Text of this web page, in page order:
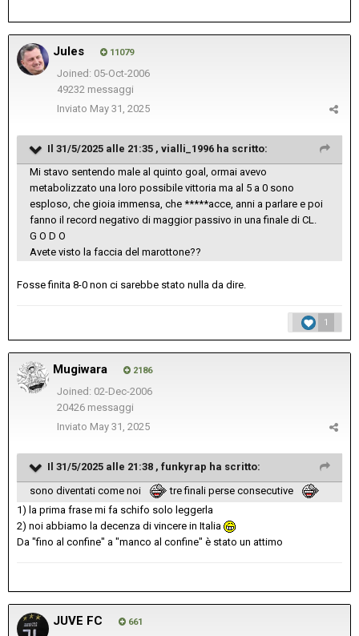
Jules 11079
Joined: 05-Oct-2006
49232 messaggi
Inviato May 31, 2025
Il 31/5/2025 alle 21:35 , vialli_1996 ha scritto:
Mi stavo sentendo male al quinto goal, ormai avevo
metabolizzato una loro possibile vittoria ma al 5 a 0 sono
esploso, che gioia immensa, che *****acce, anni a parlare e poi
fanno il record negativo di maggior passivo in una finale di CL.
G O D O
Avete visto la faccia del marottone??
Fosse finita 8-0 non ci sarebbe stato nulla da dire.
1
Mugiwara 2186
Joined: 02-Dec-2006
20426 messaggi
Inviato May 31, 2025
Il 31/5/2025 alle 21:38 , funkyrap ha scritto:
sono diventati come noi
tre finali perse consecutive
1) la prima frase mi fa schifo solo leggerla
2) noi abbiamo la decenza di vincere in Italia
Da "fino al confine" a "manco al confine" è stato un attimo
JUVE FC 661